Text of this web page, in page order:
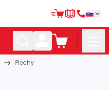
Plechy